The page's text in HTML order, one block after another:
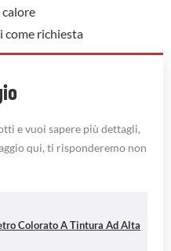
come richiesta
e vuoi sapere più dettagli,
qui, ti risponderemo non
Colorato A Tintura Ad Alta